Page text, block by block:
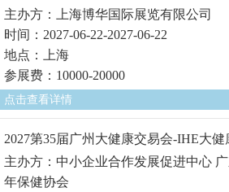
主办方：上海博华国际展览有限公司
时间：2027-06-22-2027-06-22
地点：上海
参展费：10000-20000
点击查看详情
2027第35届广州大健康交易会-IHE大健
主办方：中小企业合作发展促进中心
年保健协会